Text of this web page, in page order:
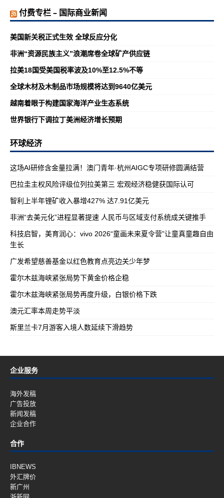
付费专栏 – 国际商业新闻
美国新关税正式生效 全球反应分化
非洲“资源民族主义”浪潮席卷全球矿产供应链
拉美18国受美国税率波及10%至12.5%不等
全球木材及木制品市场规模将达到9640亿美元
越南着眼于构建国家海洋产业生态系统
世界银行下调拉丁美洲经济增长预期
环球经济
这场AI研修含金量拉满！澳门青年·杭州AIGC专项研修圆满结营
巴拉圭主权风险评级位列拉美第三 宏观经济稳健获国际认可
智利上半年锂矿收入暴增427% 达7.91亿美元
非洲“去美元化”进程显著提速 人民币与区域支付系统成关键推手
科技启智，美育润心：vivo 2026“童画未来夏令营”让童真童趣自由
生长
广发希望慈善基金以红色教育点亮边关少年梦
霍尔木兹海峡紧张局势下黄金价格企稳
霍尔木兹海峡紧张局势再度升级，白银价格下跌
澳元汇率本周走势平淡
斯里兰卡7月游客入境人数延续下滑趋势
企业服务
海外发稿
广告投放
新闻发稿
企业合作
合作
IBNEWS
外汇牌价
新广州